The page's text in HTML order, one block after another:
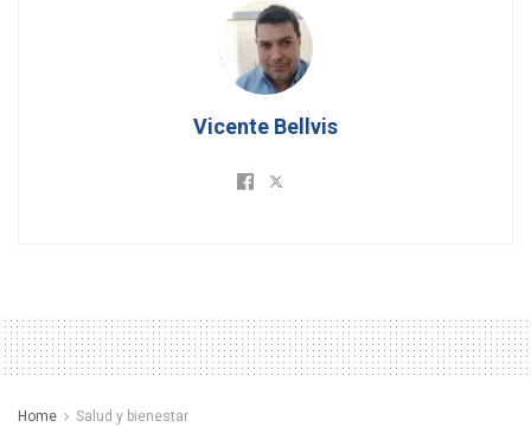
Vicente Bellvis
Home Salud y bienestar